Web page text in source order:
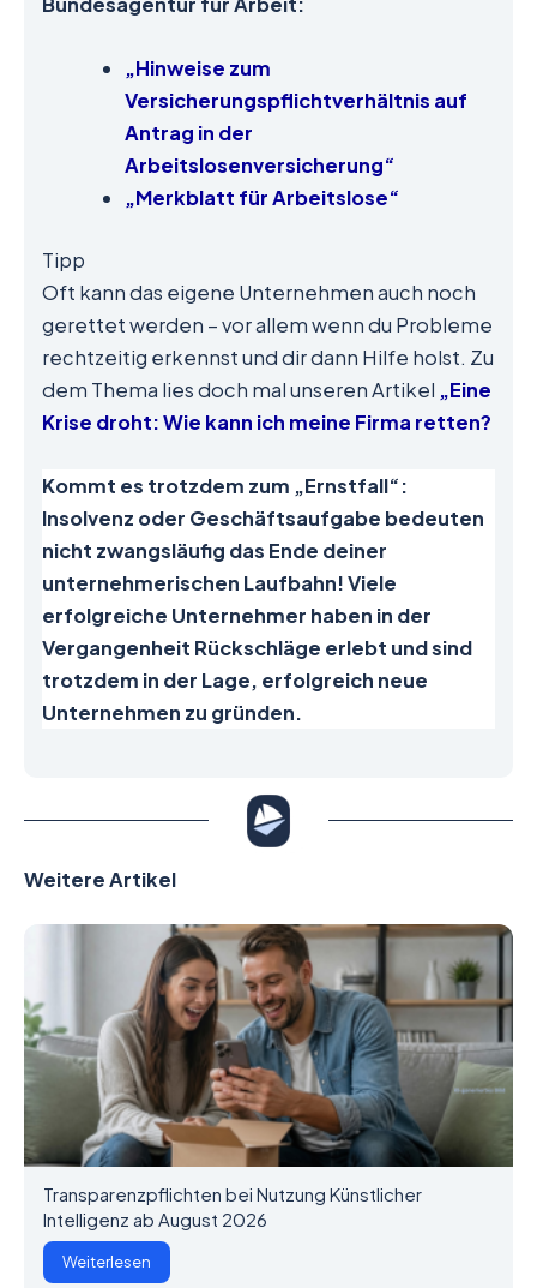
„Hinweise zum
Versicherungspflichtverhältnis auf
Antrag in der
Arbeitslosenversicherung“
„Merkblatt für Arbeitslose“
Tipp
Oft kann das eigene Unternehmen auch noch
gerettet werden – vor allem wenn du Probleme
rechtzeitig erkennst und dir dann Hilfe holst. Zu
dem Thema lies doch mal unseren Artikel „Eine
Krise droht: Wie kann ich meine Firma retten?
Kommt es trotzdem zum „Ernstfall“:
Insolvenz oder Geschäftsaufgabe bedeuten
nicht zwangsläufig das Ende deiner
unternehmerischen Laufbahn! Viele
erfolgreiche Unternehmer haben in der
Vergangenheit Rückschläge erlebt und sind
trotzdem in der Lage, erfolgreich neue
Unternehmen zu gründen.
Weitere Artikel
Transparenzpflichten bei Nutzung Künstlicher
Intelligenz ab August 2026
Weiterlesen